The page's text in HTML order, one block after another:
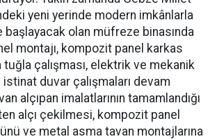
yeni yerinde modern imkânlarla
başlayacak olan müfreze binasında
montajı, kompozit panel karkas
tuğla çalışması, elektrik ve mekanik
duvar çalışmaları devam
alçıpan imalatlarının tamamlandığı
alçı çekilmesi, kompozit panel
ve metal asma tavan montajlarına